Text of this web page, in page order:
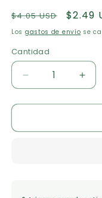
Precio
habitual
$4.05 USD
Precio
de
$2.49
Los gastos de envío se
Cantidad
Cantidad
Reducir
cantidad
para
Serie
para